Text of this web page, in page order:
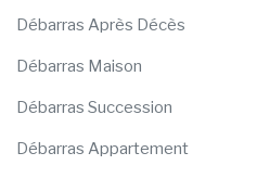
Débarras Après Décès
Débarras Maison
Débarras Succession
Débarras Appartement